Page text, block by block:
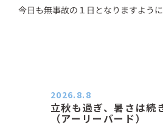
今日も無事故の１日となりますように
立秋も過ぎ、暑さは続
（アーリーバード）
2026.8.8